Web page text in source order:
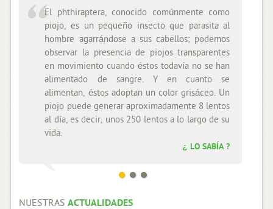
phthiraptera, conocido comúnmente como
es un pequeño insecto que parasita al
agarrándose a sus cabellos; podemos
la presencia de piojos transparentes
movimiento cuando éstos todavía no se han
de sangre. Y en cuanto se
éstos adoptan un color grisáceo. Un
puede generar aproximadamente 8 lentos
día, es decir, unos 250 lentos a lo largo de su
¿ LO SABÍA ?
El lento es lo
del piojo.
aspecto
situado a menos
Pero cuando
cabelluda, éste
pegado al
piojos tardan
NUESTRASACTUALIDADES